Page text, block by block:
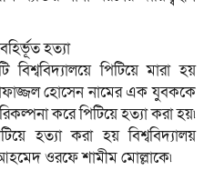
হত্যা
পিটিয়ে মারা হয়
হোসেন নামের এক যুবককে
করে পিটিয়ে হত্যা করা হয়৷
হত্যা করা হয় বিশ্ববিদ্যালয়
ওরফে শামীম মোল্লাকে৷